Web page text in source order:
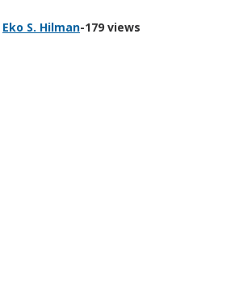
Eko S. Hilman-179 views